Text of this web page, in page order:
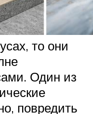
то они
Один из
повредить